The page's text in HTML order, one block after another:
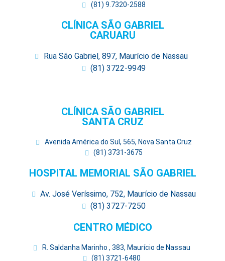
(81) 9.7320-2588
CLÍNICA SÃO GABRIEL
CARUARU
Rua São Gabriel, 897, Maurício de Nassau
(81) 3722-9949
CLÍNICA SÃO GABRIEL
SANTA CRUZ
Avenida América do Sul, 565, Nova Santa Cruz
(81) 3731-3675
HOSPITAL MEMORIAL SÃO GABRIEL
Av. José Veríssimo, 752, Maurício de Nassau
(81) 3727-7250
CENTRO MÉDICO
R. Saldanha Marinho , 383, Maurício de Nassau
(81) 3721-6480